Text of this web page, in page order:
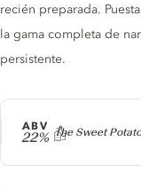
Producer
The Sweet
ABV
22%
recién preparada.
la gama completa de
persistente.